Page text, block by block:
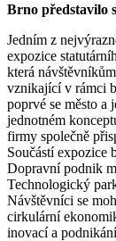
Brno představilo
Jedním z
expozice
která
vznikající v rámci
poprvé se město a
jednotném
firmy společně
Součástí
Dopravní podnik
Technologický
Návštěvníci se
cirkulární
inovací a